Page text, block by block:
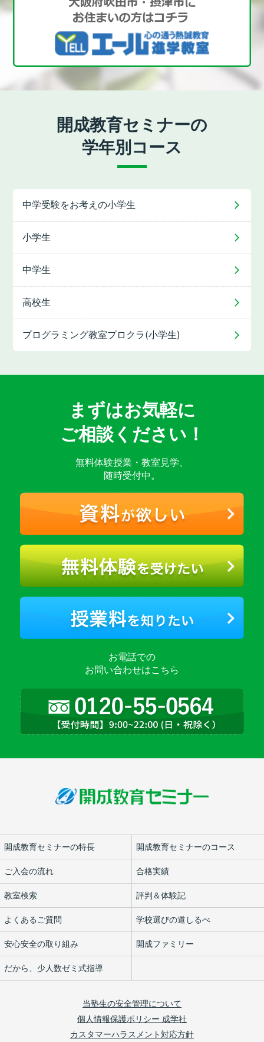
開成教育セミナーの
学年別コース
中学受験をお考えの小学生
小学生
中学生
高校生
プログラミング教室プロクラ(小学生)
まずはお気軽に
ご相談ください！
無料体験授業・教室見学、
随時受付中。
お電話での
お問い合わせはこちら
開成教育セミナーの特長 開成教育セミナーのコース
ご入会の流れ 合格実績
教室検索 評判＆体験記
よくあるご質問 学校選びの道しるべ
安心安全の取り組み 開成ファミリー
だから、少人数ゼミ式指導
当塾生の安全管理について
個人情報保護ポリシー 成学社
カスタマーハラスメント対応方針